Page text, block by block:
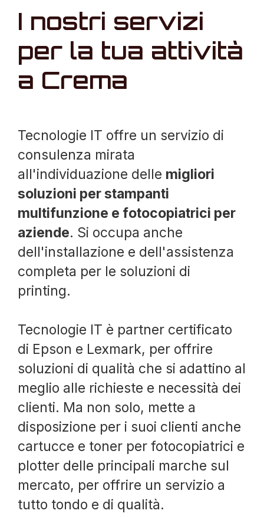
I nostri servizi
per la tua attività
a Crema
Tecnologie IT offre un servizio di
consulenza mirata
all'individuazione delle migliori
soluzioni per stampanti
multifunzione e fotocopiatrici per
aziende. Si occupa anche
dell'installazione e dell'assistenza
completa per le soluzioni di
printing.
Tecnologie IT è partner certificato
di Epson e Lexmark, per offrire
soluzioni di qualità che si adattino al
meglio alle richieste e necessità dei
clienti. Ma non solo, mette a
disposizione per i suoi clienti anche
cartucce e toner per fotocopiatrici e
plotter delle principali marche sul
mercato, per offrire un servizio a
tutto tondo e di qualità.